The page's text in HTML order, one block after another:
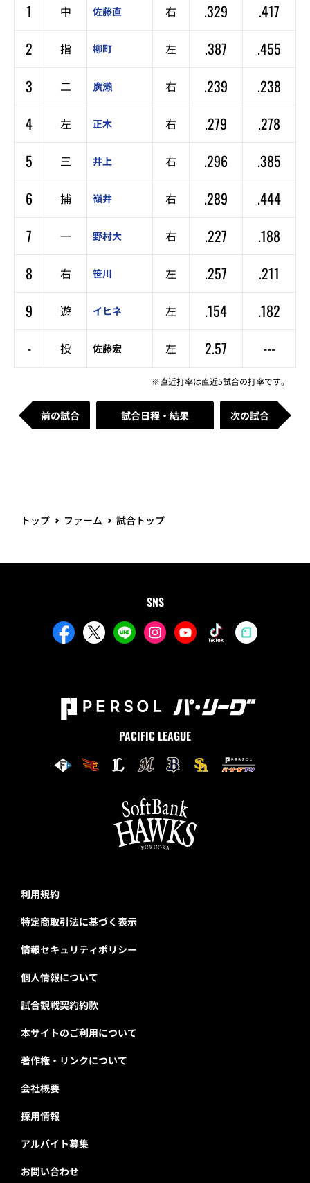
1 中 佐藤直 右 .329
.417
2
指 柳町 左 .387
.455
3
二 廣瀨 右 .239
.238
4
左 正木 右 .279
.278
5
三 井上 右 .296
.385
6
捕 嶺井 右 .289
.444
7
一 野村大 右 .227
.188
8
右 笹川 左 .257
.211
9
遊 イヒネ 左 .154
.182
-
投 佐藤宏 左 2.57 ---
※直近打率は直近5試合の打率です。
前の試合 試合日程・結果 次の試合
トップ ファーム 試合トップ
SNS
PACIFIC LEAGUE
利用規約
特定商取引法に基づく表示
情報セキュリティポリシー
個人情報について
試合観戦契約約款
本サイトのご利用について
著作権・リンクについて
会社概要
採用情報
アルバイト募集
お問い合わせ